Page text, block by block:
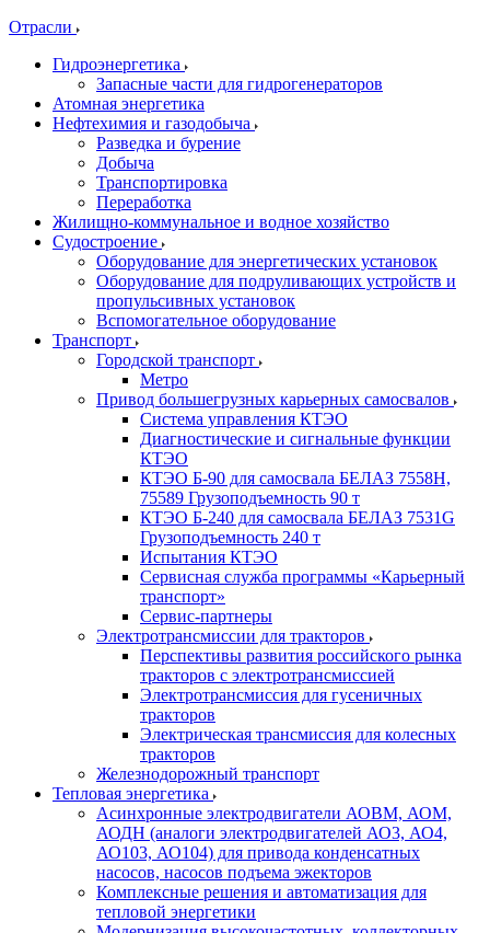
Отрасли
Гидроэнергетика
Запасные части для гидрогенераторов
Атомная энергетика
Нефтехимия и газодобыча
Разведка и бурение
Добыча
Транспортировка
Переработка
Жилищно-коммунальное и водное хозяйство
Судостроение
Оборудование для энергетических установок
Оборудование для подруливающих устройств и
пропульсивных установок
Вспомогательное оборудование
Транспорт
Городской транспорт
Метро
Привод большегрузных карьерных самосвалов
Система управления КТЭО
Диагностические и сигнальные функции
КТЭО
КТЭО Б-90 для самосвала БЕЛАЗ 7558H,
75589 Грузоподъемность 90 т
КТЭО Б-240 для самосвала БЕЛАЗ 7531G
Грузоподъемность 240 т
Испытания КТЭО
Сервисная служба программы «Карьерный
транспорт»
Сервис-партнеры
Электротрансмиссии для тракторов
Перспективы развития российского рынка
тракторов с электротрансмиссией
Электротрансмиссия для гусеничных
тракторов
Электрическая трансмиссия для колесных
тракторов
Железнодорожный транспорт
Тепловая энергетика
Асинхронные электродвигатели АОВМ, АОМ,
АОДН (аналоги электродвигателей АО3, АО4,
АО103, АО104) для привода конденсатных
насосов, насосов подъема эжекторов
Комплексные решения и автоматизация для
тепловой энергетики